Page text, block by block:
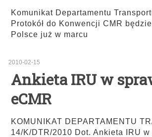
Komunikat Departamentu
Protokół do Konwencji CMR
Polsce już w marcu
2010-02-15
Ankieta IRU w
eCMR
KOMUNIKAT DEPARTAMENTU
14/K/DTR/2010 Dot. Ankieta IRU